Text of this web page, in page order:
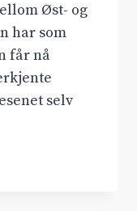
Øst- og
har som
får nå
selv